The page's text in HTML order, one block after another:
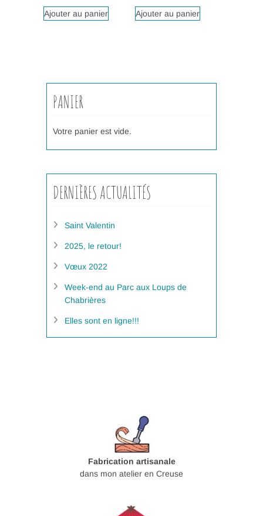
Ajouter au panier Ajouter au panier
PANIER
Votre panier est vide.
DERNIÈRES ACTUALITÉS
Saint Valentin
2025, le retour!
Vœux 2022
Week-end au Parc aux Loups de
Chabrières
Elles sont en ligne!!!
Fabrication artisanale
dans mon atelier en Creuse